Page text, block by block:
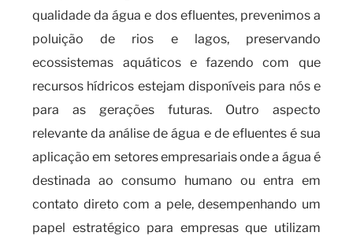
qualidade da água e dos efluentes, prevenimos a
poluição de rios e lagos, preservando
ecossistemas aquáticos e fazendo com que
recursos hídricos estejam disponíveis para nós e
para as gerações futuras. Outro aspecto
relevante da análise de água e de efluentes é sua
aplicação em setores empresariais onde a água é
destinada ao consumo humano ou entra em
contato direto com a pele, desempenhando um
papel estratégico para empresas que utilizam